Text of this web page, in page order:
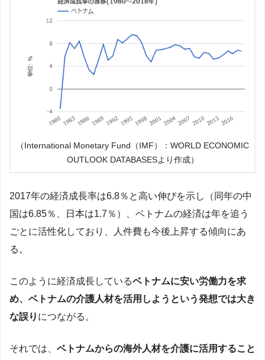
（International Monetary Fund（IMF）：WORLD ECONOMIC
OUTLOOK DATABASESより作成）
2017年の経済成長率は6.8％と高い伸びを示し（同年の中
国は6.85％、日本は1.7％）、ベトナムの経済は年を追う
ごとに活性化しており、人件費も今後上昇する傾向にあ
る。
このように経済成長しているベトナムに安い労働力を求
め、ベトナムの介護人材を活用しようという発想では大き
な誤り につながる。
それでは、 ベトナムからの海外人材を介護に活用すること